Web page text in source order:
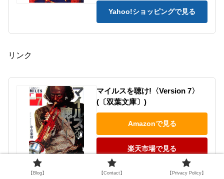
Yahoo!ショッピングで見る
リンク
マイルスを聴け!〈Version 7〉
(〔双葉文庫〕)
Amazonで見る
楽天市場で見る
Yahoo!ショッピングで見る
【Blog】 【Contact】 【Privacy Policy】